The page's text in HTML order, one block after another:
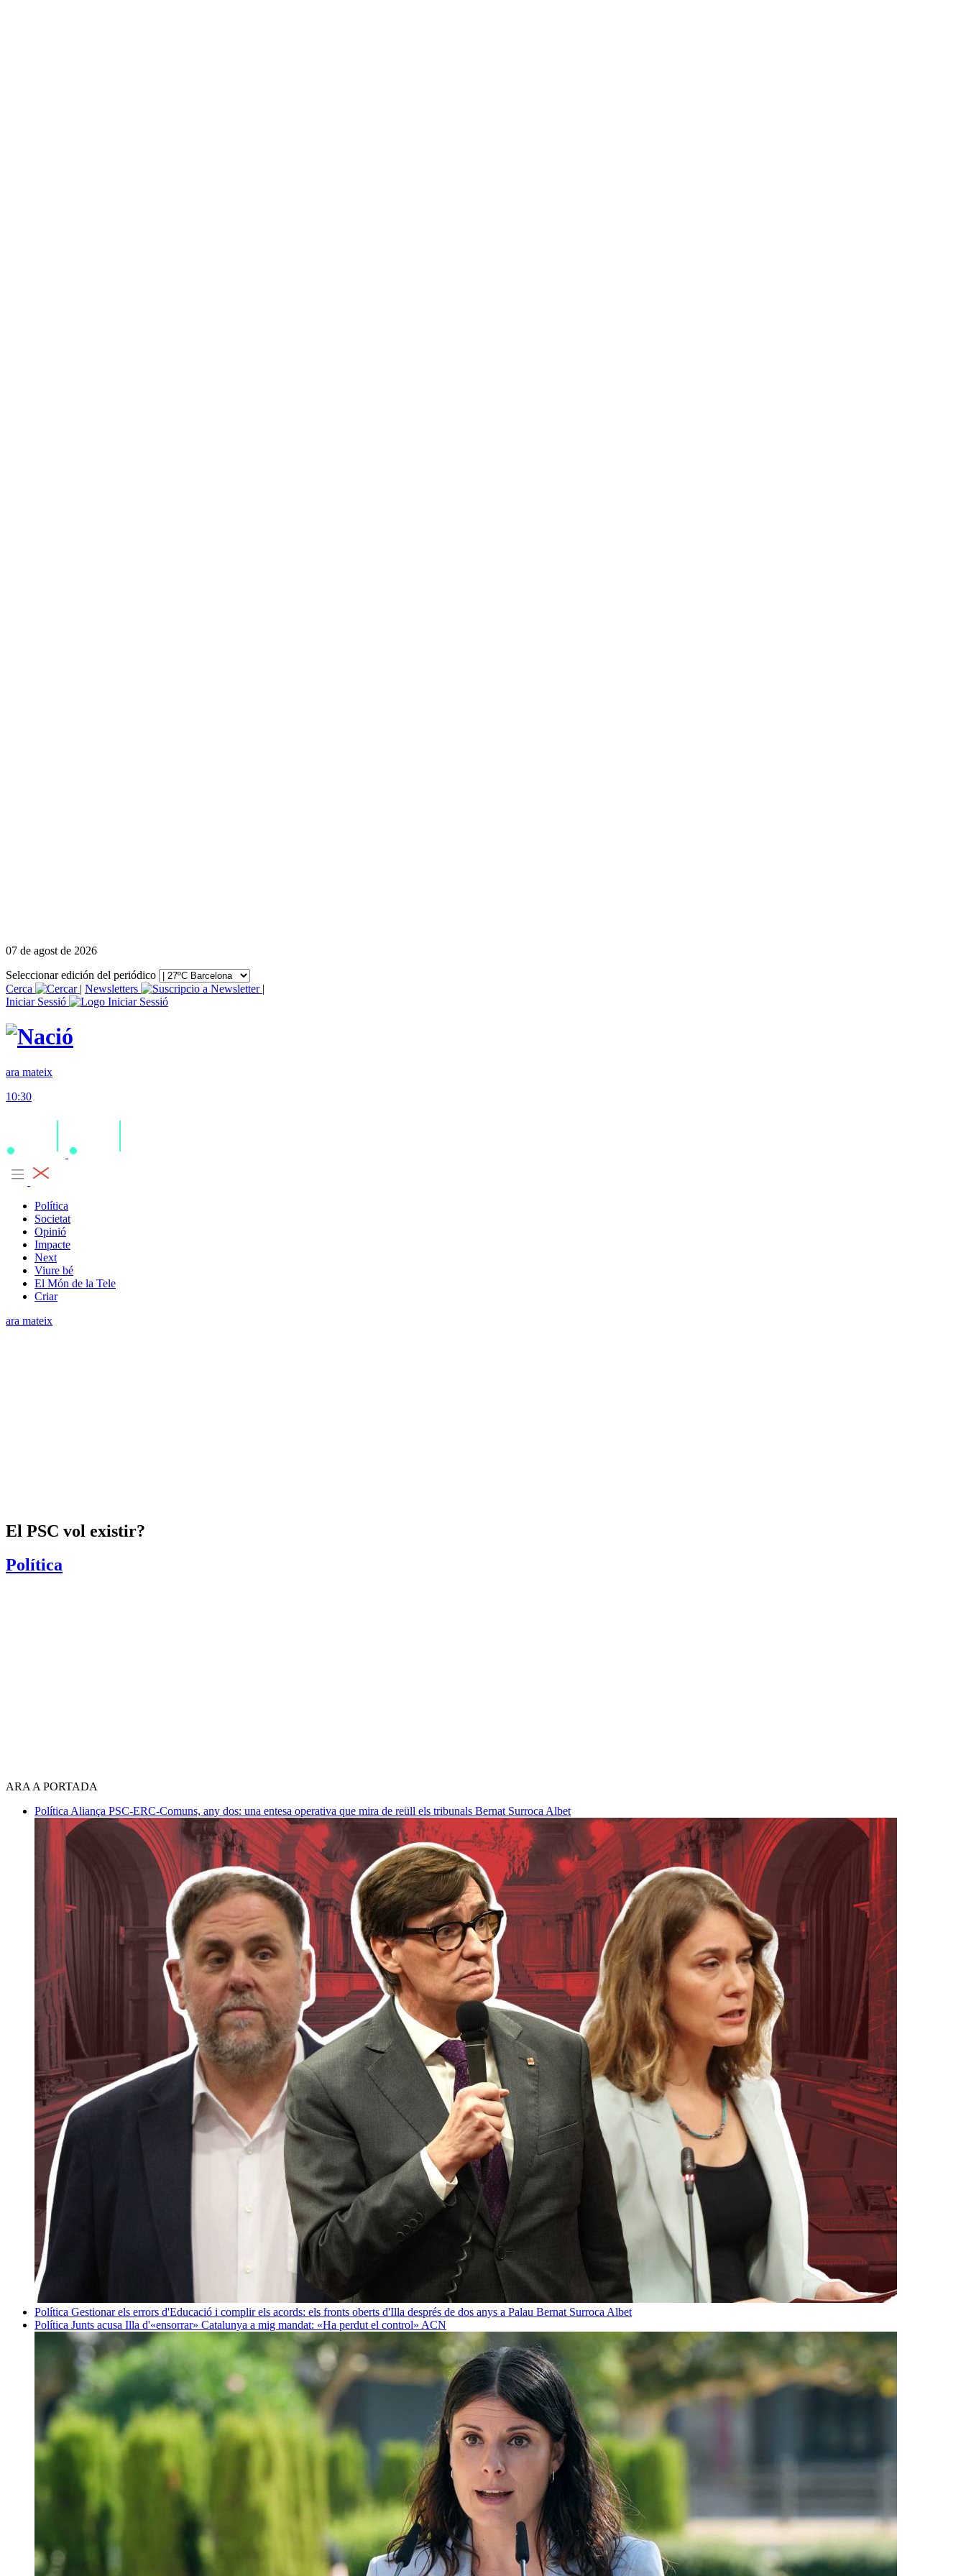
07 de agost de 2026
Seleccionar edición del periódico
Cerca
| Newsletters
|
Iniciar Sessió
ara mateix
10:30
Política
Societat
Opinió
Impacte
Next
Viure bé
El Món de la Tele
Criar
ara mateix
El PSC vol existir?
Política
ARA A PORTADA
Política Aliança PSC-ERC-Comuns, any dos: una entesa operativa que mira de reüll els tribunals Bernat Surroca Albet
Política Gestionar els errors d'Educació i complir els acords: els fronts oberts d'Illa després de dos anys a Palau Bernat Surroca Albet
Política Junts acusa Illa d'«ensorrar» Catalunya a mig mandat: «Ha perdut el control» ACN